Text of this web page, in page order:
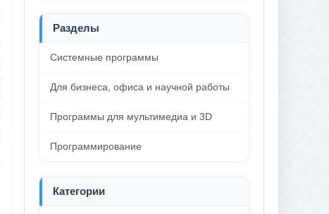
Разделы
Системные программы
Для бизнеса, офиса и научной работы
Программы для мультимедиа и 3D
Программирование
Категории